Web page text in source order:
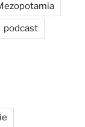
podcast